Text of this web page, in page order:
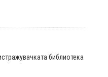
библиотека